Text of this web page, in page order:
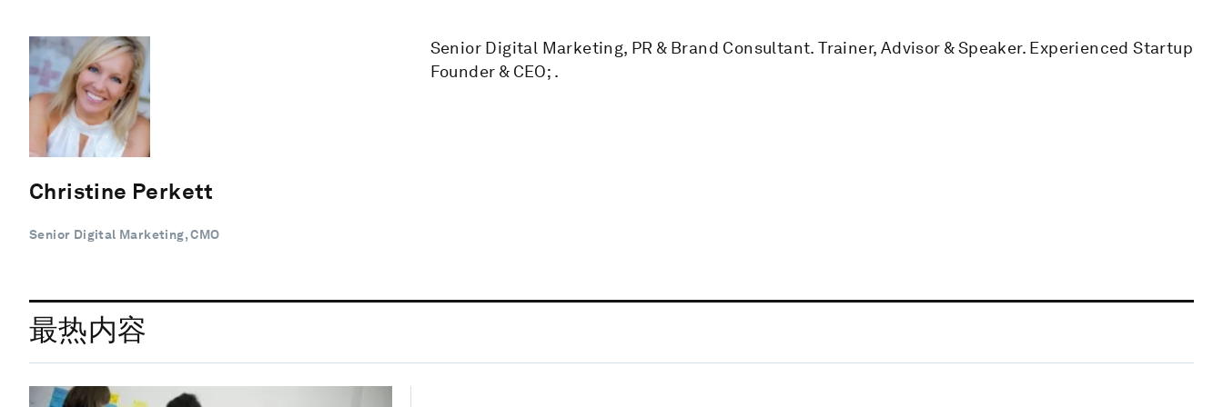
Christine Perkett
Senior Digital Marketing, CMO
Senior Digital Marketing, PR & Brand Consultant. Trainer, Advisor & Speaker. Experienced Startup
Founder & CEO; .
最热内容